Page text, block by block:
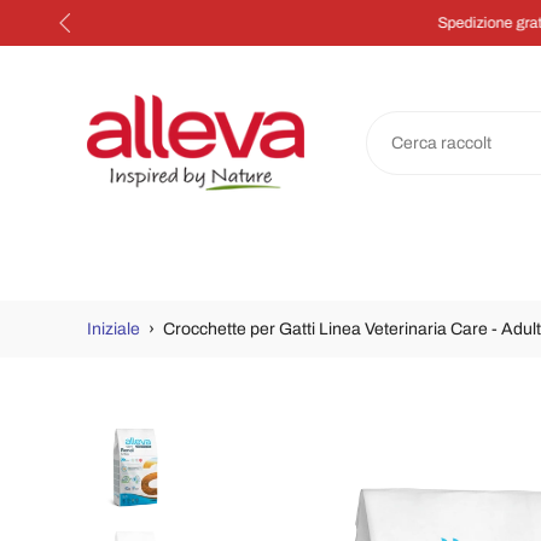
Salta
Iniziale › Crocchette per Gatti Linea Veterinaria Care -
Passa
alle
informazioni